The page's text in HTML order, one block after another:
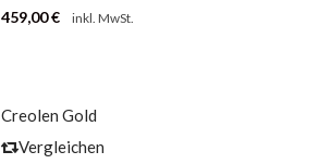
459,00€ inkl. MwSt.
Creolen Gold
Ziegel-Optik
Vergleichen